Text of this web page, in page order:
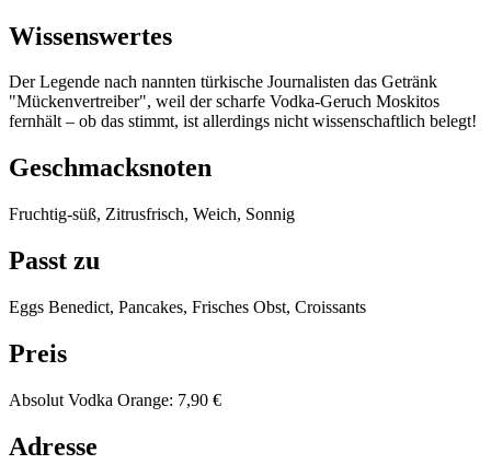
Wissenswertes
Der Legende nach nannten türkische Journalisten das Getränk
"Mückenvertreiber", weil der scharfe Vodka-Geruch Moskitos
fernhält – ob das stimmt, ist allerdings nicht wissenschaftlich belegt!
Geschmacksnoten
Fruchtig-süß, Zitrusfrisch, Weich, Sonnig
Passt zu
Eggs Benedict, Pancakes, Frisches Obst, Croissants
Preis
Absolut Vodka Orange: 7,90 €
Adresse